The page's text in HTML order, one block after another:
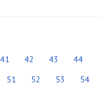
41 42 43
44
51 52 53
54